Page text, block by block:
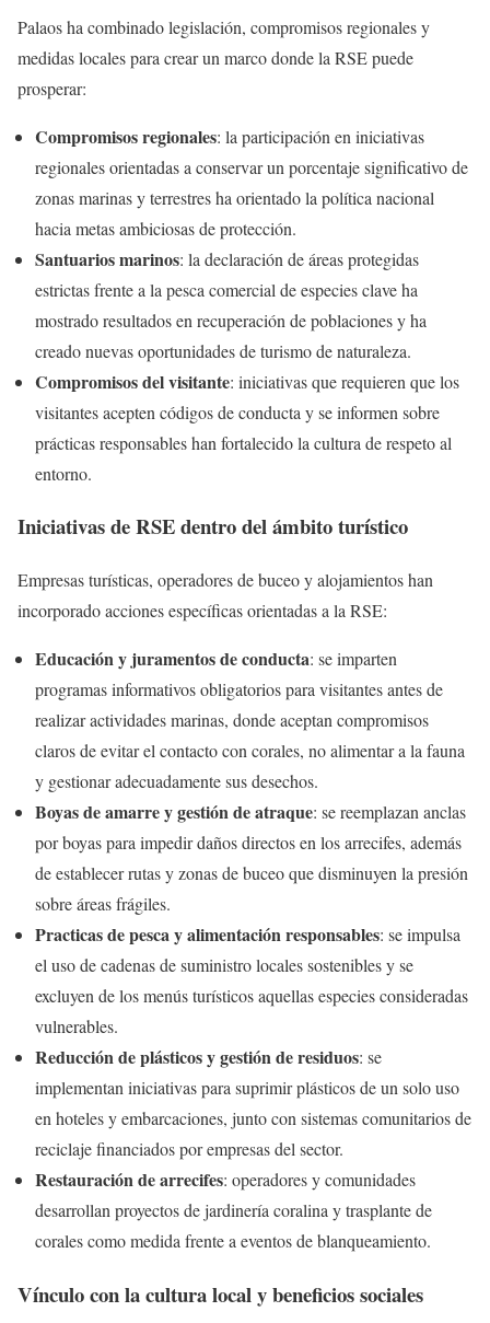
Palaos ha combinado legislación, compromisos regionales y
medidas locales para crear un marco donde la RSE puede
prosperar:
Compromisos regionales: la participación en iniciativas
regionales orientadas a conservar un porcentaje significativo de
zonas marinas y terrestres ha orientado la política nacional
hacia metas ambiciosas de protección.
Santuarios marinos: la declaración de áreas protegidas
estrictas frente a la pesca comercial de especies clave ha
mostrado resultados en recuperación de poblaciones y ha
creado nuevas oportunidades de turismo de naturaleza.
Compromisos del visitante: iniciativas que requieren que los
visitantes acepten códigos de conducta y se informen sobre
prácticas responsables han fortalecido la cultura de respeto al
entorno.
Iniciativas de RSE dentro del ámbito turístico
Empresas turísticas, operadores de buceo y alojamientos han
incorporado acciones específicas orientadas a la RSE:
Educación y juramentos de conducta: se imparten
programas informativos obligatorios para visitantes antes de
realizar actividades marinas, donde aceptan compromisos
claros de evitar el contacto con corales, no alimentar a la fauna
y gestionar adecuadamente sus desechos.
Boyas de amarre y gestión de atraque: se reemplazan anclas
por boyas para impedir daños directos en los arrecifes, además
de establecer rutas y zonas de buceo que disminuyen la presión
sobre áreas frágiles.
Practicas de pesca y alimentación responsables: se impulsa
el uso de cadenas de suministro locales sostenibles y se
excluyen de los menús turísticos aquellas especies consideradas
vulnerables.
Reducción de plásticos y gestión de residuos: se
implementan iniciativas para suprimir plásticos de un solo uso
en hoteles y embarcaciones, junto con sistemas comunitarios de
reciclaje financiados por empresas del sector.
Restauración de arrecifes: operadores y comunidades
desarrollan proyectos de jardinería coralina y trasplante de
corales como medida frente a eventos de blanqueamiento.
Vínculo con la cultura local y beneficios sociales